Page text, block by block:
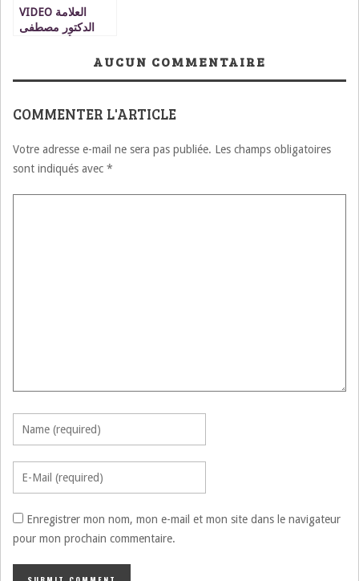
VIDEO العلامة
الدكتور مصطفى
امن وامان و ضمانAUCUN COMMENTAIRE
COMMENTER L'ARTICLE
Votre adresse e-mail ne sera pas publiée. Les champs obligatoires
sont indiqués avec *
Enregistrer mon nom, mon e-mail et mon site dans le navigateur
pour mon prochain commentaire.